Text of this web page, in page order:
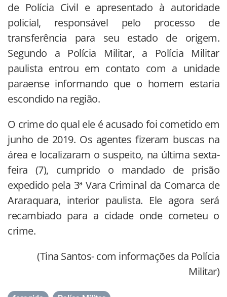
de Polícia Civil e apresentado à autoridade
policial, responsável pelo processo de
transferência para seu estado de origem.
Segundo a Polícia Militar, a Polícia Militar
paulista entrou em contato com a unidade
paraense informando que o homem estaria
escondido na região.
O crime do qual ele é acusado foi cometido em
junho de 2019. Os agentes fizeram buscas na
área e localizaram o suspeito, na última sexta-
feira (7), cumprido o mandado de prisão
expedido pela 3ª Vara Criminal da Comarca de
Araraquara, interior paulista. Ele agora será
recambiado para a cidade onde cometeu o
crime.
(Tina Santos- com informações da Polícia
Militar)